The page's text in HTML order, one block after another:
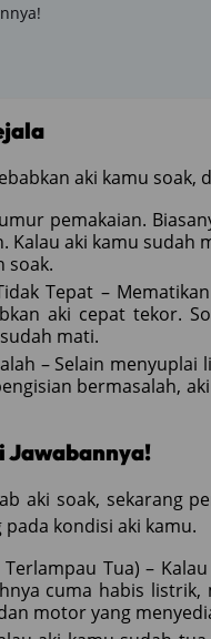
aki kamu soak,
pemakaian.
Kalau aki kamu
soak.
Tepat –
aki cepat tekor.
mati.
– Selain
bermasalah,
Jawabannya!
aki soak, sekarang
kondisi aki kamu.
Tua) –
cuma habis
motor yang